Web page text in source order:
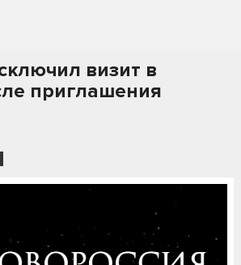
визит в
приглашения